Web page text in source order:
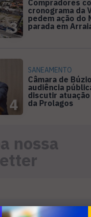
3
Compradores
cronograma da
pedem ação do
parada em
4
SANEAMENTO
Câmara de
audiência
discutir
da Prolagos
nossa